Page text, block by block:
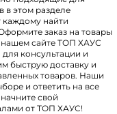
в этом разделе
каждому найти
заказ на товары
нашем сайте ТОП ХАУС
для консультации и
быструю доставку и
товаров. Наши
и ответить на все
свой
от ТОП ХАУС!